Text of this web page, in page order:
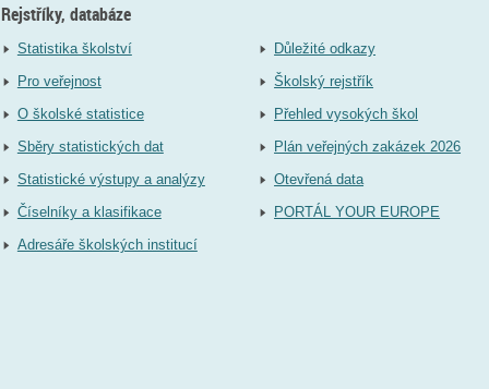
Rejstříky, databáze
Statistika školství
Pro veřejnost
O školské statistice
Sběry statistických dat
Statistické výstupy a analýzy
Číselníky a klasifikace
Adresáře školských institucí
Důležité odkazy
Školský rejstřík
Přehled vysokých škol
Plán veřejných zakázek 2026
Otevřená data
PORTÁL YOUR EUROPE